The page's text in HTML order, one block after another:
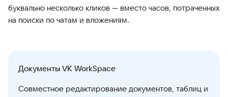
буквально несколько кликов — вместо часов, потраченных
на поиски по чатам и вложениям.
Документы VK WorkSpace
Совместное редактирование документов, таблиц и